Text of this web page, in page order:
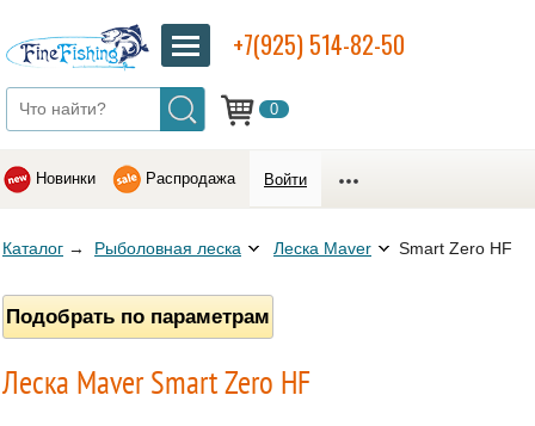
0
+7(925) 514-82-50
Новинки Распродажа Войти
Каталог → Рыболовная леска Леска Maver Smart Zero HF
Подобрать по параметрам
Леска Maver Smart Zero HF